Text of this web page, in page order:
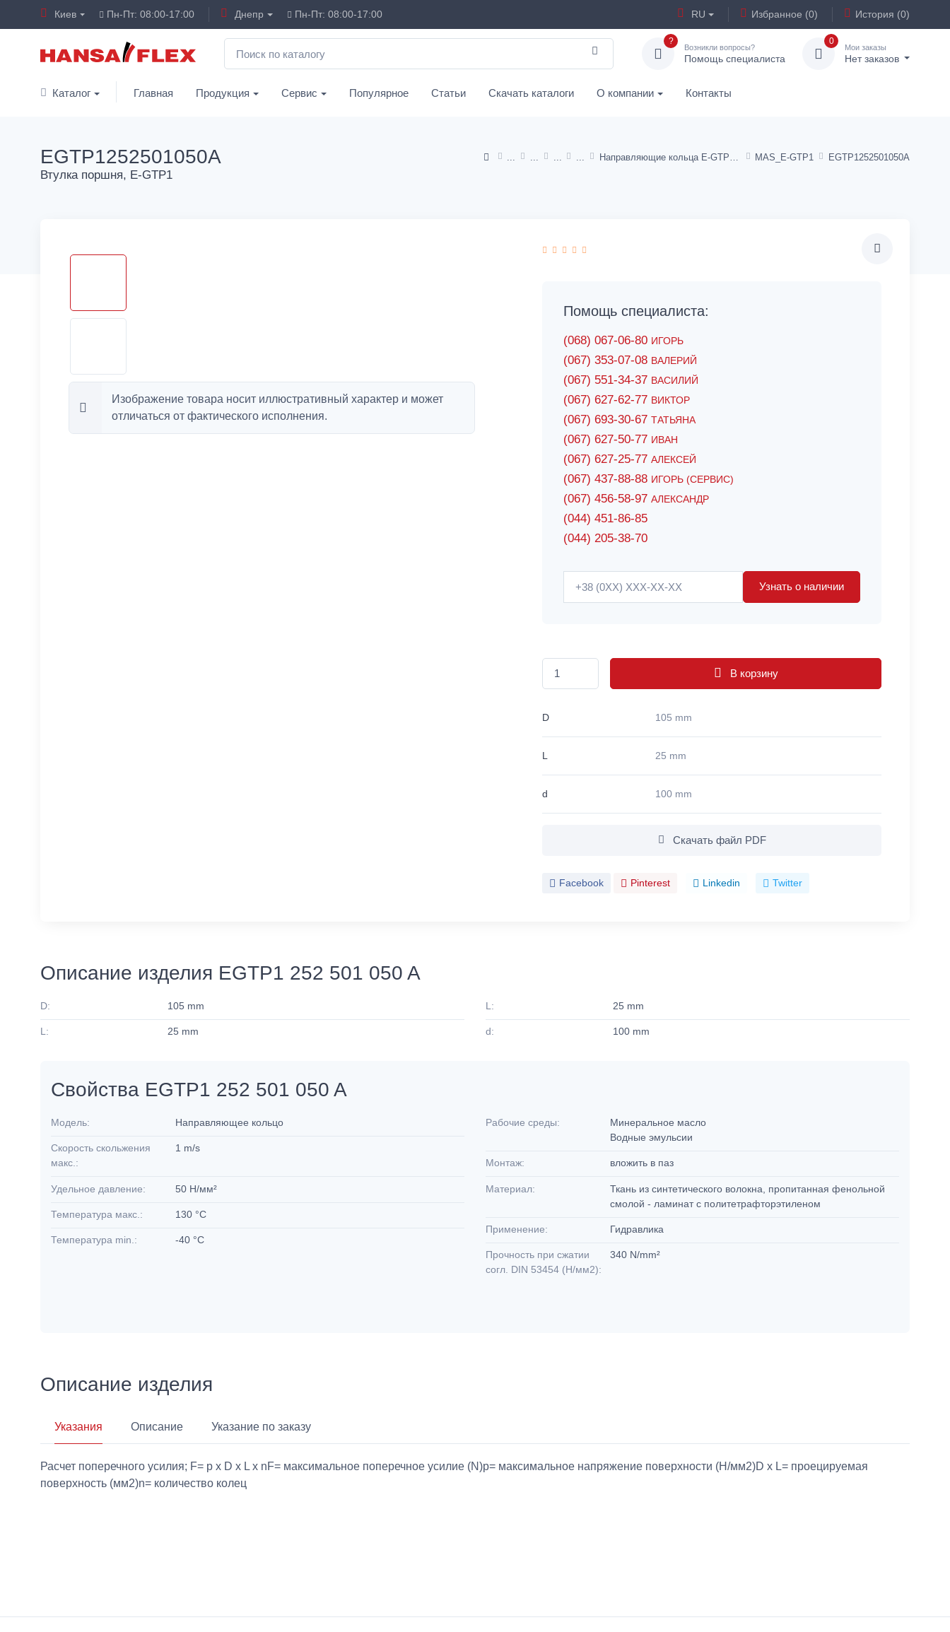
Киев Пн-Пт: 08:00-17:00 Днепр Пн-Пт: 08:00-17:00 RU Избранное (0) История (0)
?
Возникли вопросы?
Помощь специалиста
0
Мои заказы
Нет заказов
Каталог Главная Продукция Сервис Популярное Статьи Скачать каталоги О компании Контакты
Направляющие кольца E-GTP1, I-GTP1 MAS_E-GTP1 EGTP1252501050A
EGTP1252501050A
Втулка поршня, E-GTP1
Изображение товара носит иллюстративный характер и может
отличаться от фактического исполнения.
Помощь специалиста:
(068) 067-06-80 ИГОРЬ
(067) 353-07-08 ВАЛЕРИЙ
(067) 551-34-37 ВАСИЛИЙ
(067) 627-62-77 ВИКТОР
(067) 693-30-67 ТАТЬЯНА
(067) 627-50-77 ИВАН
(067) 627-25-77 АЛЕКСЕЙ
(067) 437-88-88 ИГОРЬ (СЕРВИС)
(067) 456-58-97 АЛЕКСАНДР
(044) 451-86-85
(044) 205-38-70
Узнать о наличии
В корзину
D 105 mm
L 25 mm
d 100 mm
Скачать файл PDF
Facebook Pinterest Linkedin Twitter
Описание изделия EGTP1 252 501 050 A
D: 105 mm
L: 25 mm
L: 25 mm
d: 100 mm
Свойства EGTP1 252 501 050 A
Модель: Направляющее кольцо
Скорость скольжения
макс.:
1 m/s
Удельное давление: 50 Н/мм²
Температура макс.: 130 °C
Температура min.: -40 °C
Рабочие среды:
Минеральное масло
Водные эмульсии
Монтаж: вложить в паз
Материал:
Ткань из синтетического волокна, пропитанная фенольной
смолой - ламинат с политетрафторэтиленом
Применение: Гидравлика
Прочность при сжатии
согл. DIN 53454 (Н/мм2):
340 N/mm²
Описание изделия
Указания Описание Указание по заказу
Расчет поперечного усилия; F= p x D x L x nF= максимальное поперечное усилие (N)p= максимальное напряжение поверхности (Н/мм2)D x L= проецируемая
поверхность (мм2)n= количество колец